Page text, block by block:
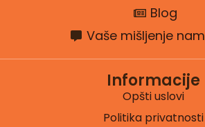
Blog
Vaše mišljenje
Informacije
Opšti uslovi
Politika privatnosti